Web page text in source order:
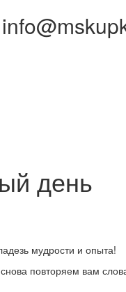
день
мудрости и опыта!
повторяем вам